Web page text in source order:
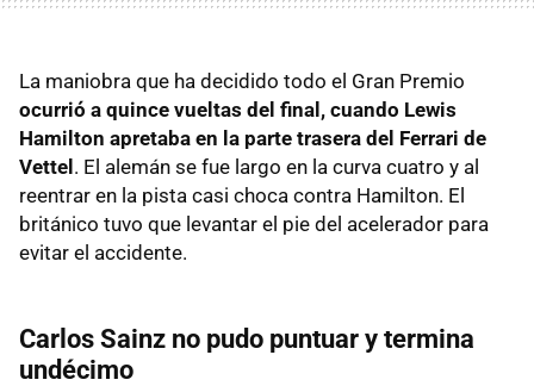
La maniobra que ha decidido todo el Gran Premio
ocurrió a quince vueltas del final, cuando Lewis
Hamilton apretaba en la parte trasera del Ferrari de
Vettel. El alemán se fue largo en la curva cuatro y al
reentrar en la pista casi choca contra Hamilton. El
británico tuvo que levantar el pie del acelerador para
evitar el accidente.
Carlos Sainz no pudo puntuar y termina
undécimo